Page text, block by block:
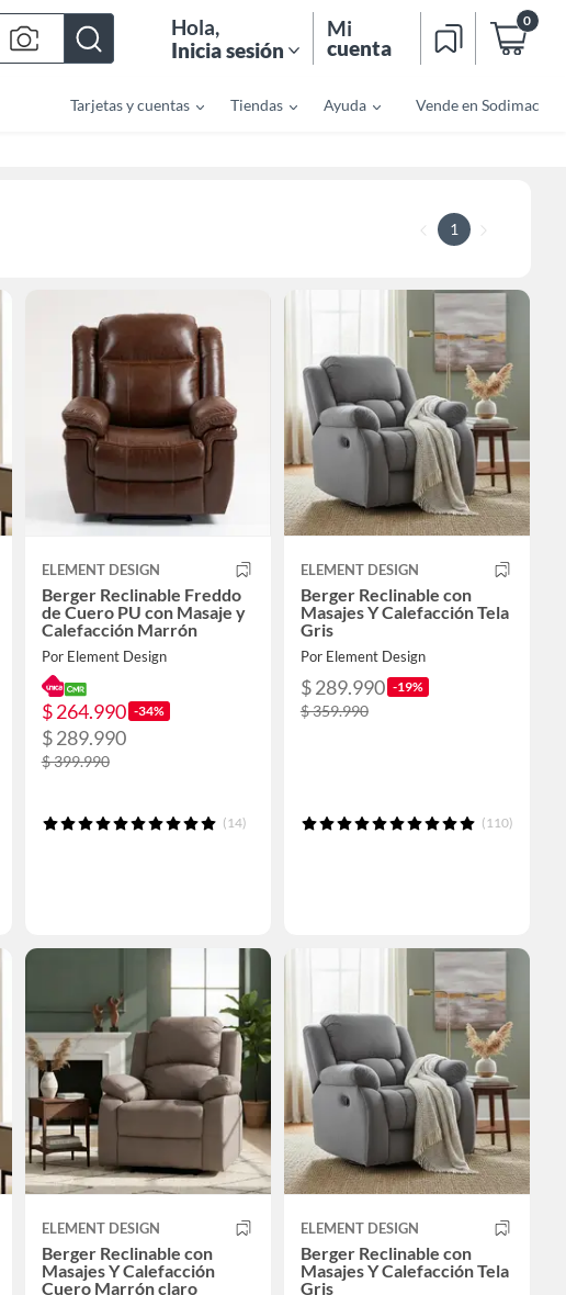
Hola,
Inicia sesión
Mi
cuenta
0
Tarjetas y cuentas Tiendas Ayuda Vende en Sodimac
1
ELEMENT DESIGN
Berger Reclinable Freddo
de Cuero PU con Masaje y
Calefacción Marrón
Por Element Design
$ 264.990 -34%
$ 289.990
$ 399.990
(14)
ELEMENT DESIGN
Berger Reclinable con
Masajes Y Calefacción Tela
Gris
Por Element Design
$ 289.990 -19%
$ 359.990
(110)
ELEMENT DESIGN
Berger Reclinable con
Masajes Y Calefacción
Cuero Marrón claro
ELEMENT DESIGN
Berger Reclinable con
Masajes Y Calefacción Tela
Gris